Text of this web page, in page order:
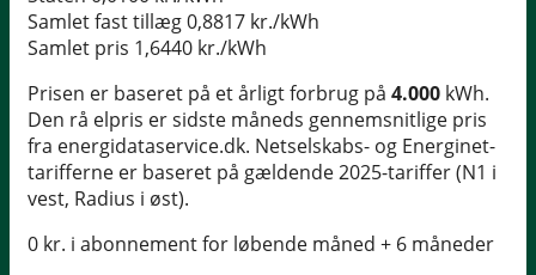
Samlet fast tillæg0,8817 kr./kWh
Samlet pris 1,6440 kr./kWh
Prisen er baseret på et årligt forbrug på 4.000 kWh.
Den rå elpris er sidste måneds gennemsnitlige pris
fra energidataservice.dk. Netselskabs- og Energinet-
tarifferne er baseret på gældende 2025-tariffer (N1 i
vest, Radius i øst).
0 kr. i abonnement for løbende måned + 6 måneder